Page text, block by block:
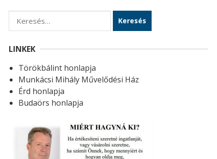
e
s
é
s
LINKEK
Törökbálint honlapja
Munkácsi Mihály Művelődési Ház
Érd honlapja
Budaörs honlapja